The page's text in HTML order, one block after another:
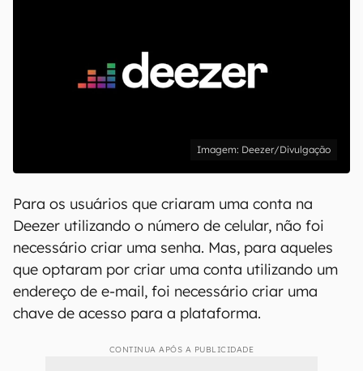
Deezer/Divulgação
Para os usuários que criaram uma conta na
Deezer utilizando o número de celular, não foi
necessário criar uma senha. Mas, para aqueles
que optaram por criar uma conta utilizando um
endereço de e-mail, foi necessário criar uma
chave de acesso para a plataforma.
CONTINUA APÓS A PUBLICIDADE